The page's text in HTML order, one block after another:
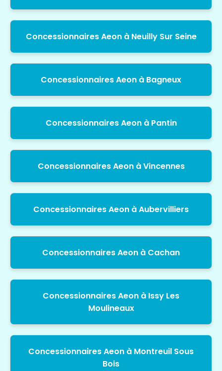
Concessionnaires Aeon à Neuilly Sur Seine
Concessionnaires Aeon à Bagneux
Concessionnaires Aeon à Pantin
Concessionnaires Aeon à Vincennes
Concessionnaires Aeon à Aubervilliers
Concessionnaires Aeon à Cachan
Concessionnaires Aeon à Issy Les
Moulineaux
Concessionnaires Aeon à Montreuil Sous
Bois